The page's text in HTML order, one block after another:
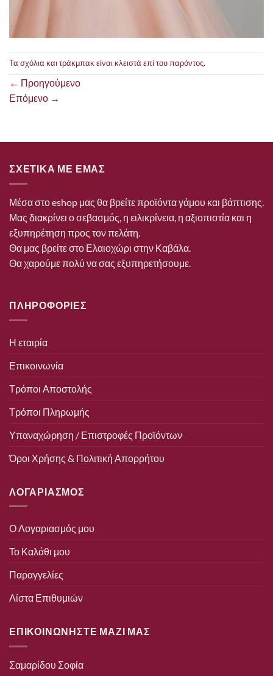
Τα σχόλια και τράκμπακ είναι κλειστά επί του παρόντος.
← Προηγούμενο
Επόμενο →
ΣΧΕΤΙΚΑ ΜΕ ΕΜΑΣ
Μέσα στο eshop μας θα βρείτε προϊόντα γάμου και βάπτισης.
Μας διακρίνει ο σεβασμός, η ειλικρίνεια, η αξιοπιστία και η
εξυπηρέτηση προς τον πελάτη.
Θα μας βρείτε στο Ελαιοχώρι στην Καβάλα.
Θα χαρούμε πολύ να σας εξυπηρετήσουμε.
ΠΛΗΡΟΦΟΡΙΕΣ
Η εταιρία
Επικοινωνία
Τρόποι Αποστολής
Τρόποι Πληρωμής
Υπαναχώρηση / Επιστροφές Προϊόντων
Όροι Χρήσης & Πολιτική Απορρήτου
ΛΟΓΑΡΙΑΣΜΟΣ
Ο Λογαριασμός μου
Το Καλάθι μου
Παραγγελίες
Λίστα Επιθυμιών
ΕΠΙΚΟΙΝΩΝΗΣΤΕ ΜΑΖΙ ΜΑΣ
Σαμαρίδου Σοφία